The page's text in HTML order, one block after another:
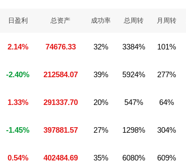
日盈利 总资产 成功率 总周转 月周转
2.14% 74676.33 32% 3384% 101%
-2.40% 212584.07 39% 5924% 277%
1.33% 291337.70 20% 547% 64%
-1.45% 397881.57 27% 1298% 304%
0.54% 402484.69 35% 6080% 609%